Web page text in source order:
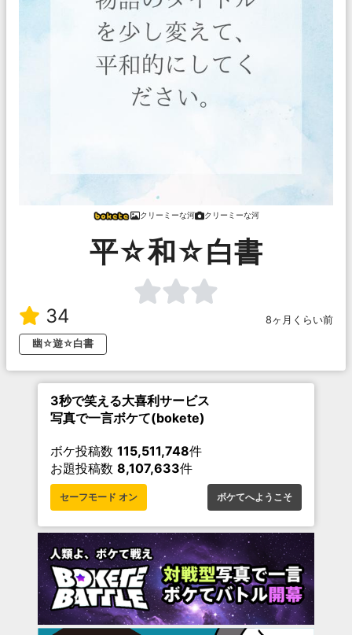
クリーミーな河 クリーミーな河
平☆和☆白書
34
8ヶ月くらい前
幽☆遊☆白書
3秒で笑える大喜利サービス
写真で一言ボケて(bokete)
ボケ投稿数 115,511,748件
お題投稿数 8,107,633件
セーフモード オン ボケてへようこそ